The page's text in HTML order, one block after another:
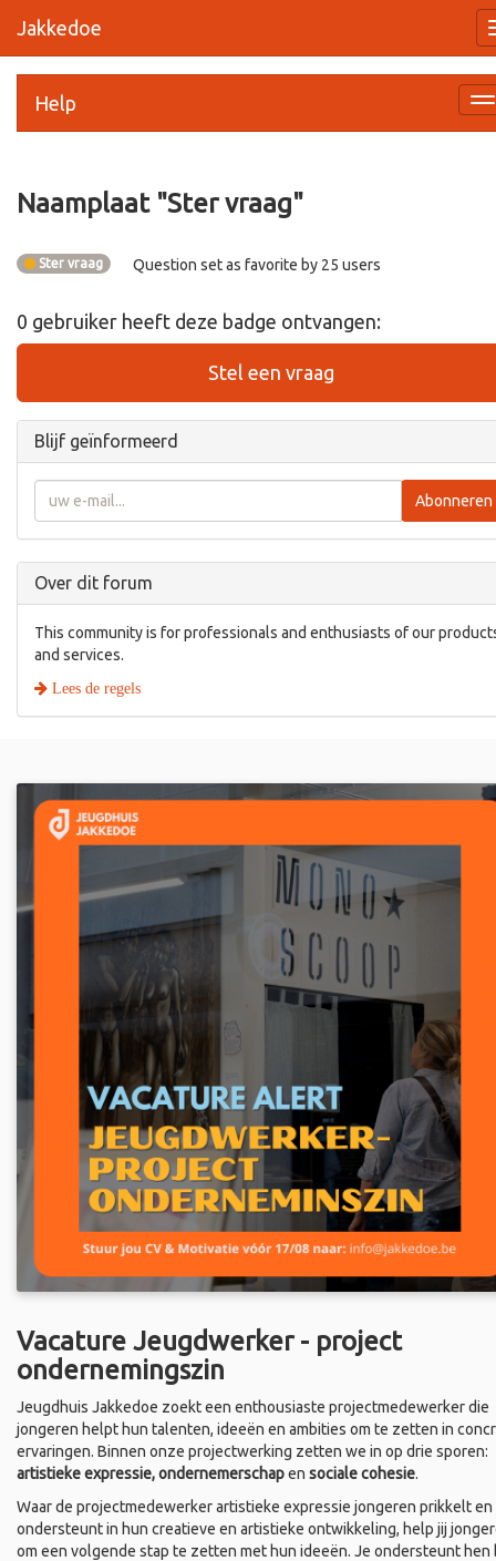
Jakkedoe
Help
Naamplaat "Ster vraag"
Ster vraag Question set as favorite by 25 users
0 gebruiker heeft deze badge ontvangen:
Stel een vraag
Blijf geïnformeerd
Abonneren
Over dit forum
This community is for professionals and enthusiasts of our
and services.
Lees de regels
Vacature Jeugdwerker - project
ondernemingszin
Jeugdhuis Jakkedoe zoekt een enthousiaste projectmedewerker die
jongeren helpt hun talenten, ideeën en ambities om te zetten in
ervaringen. Binnen onze projectwerking zetten we in op drie sporen:
artistieke expressie, ondernemerschapen sociale cohesie.
Waar de projectmedewerker artistieke expressie jongeren prikkelt en
ondersteunt in hun creatieve en artistieke ontwikkeling, help jij
om een volgende stap te zetten met hun ideeën. Je ondersteunt hen